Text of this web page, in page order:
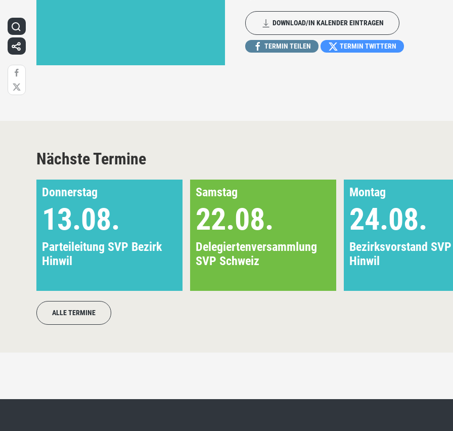
DOWNLOAD/IN KALENDER EINTRAGEN
TERMIN TEILEN TERMIN TWITTERN
Nächste Termine
Donnerstag
13.08.
Parteileitung SVP Bezirk
Hinwil
Samstag
22.08.
Delegiertenversammlung
SVP Schweiz
Montag
24.08.
Bezirksvorstand
Hinwil
ALLE TERMINE